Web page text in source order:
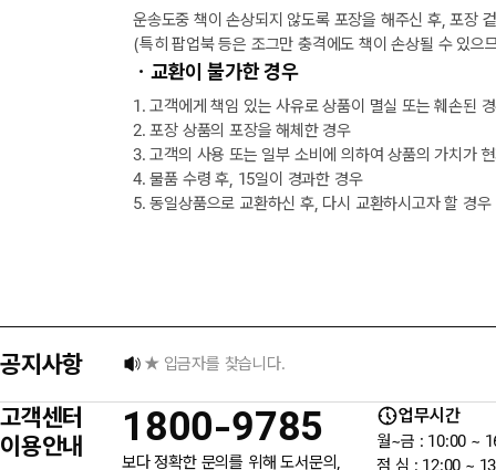
운송도중 책이 손상되지 않도록 포장을 해주신 후, 포장
(특히 팝업북 등은 조그만 충격에도 책이 손상될 수 있으
ㆍ교환이 불가한 경우
1. 고객에게 책임 있는 사유로 상품이 멸실 또는 훼손된
2. 포장 상품의 포장을 해체한 경우
3. 고객의 사용 또는 일부 소비에 의하여 상품의 가치가
4. 물품 수령 후, 15일이 경과한 경우
5. 동일상품으로 교환하신 후, 다시 교환하시고자 할 경
공지사항
택배 없는 날 배송 업무 안내
★입금자를 찾습니다.
고객센터
이용안내
1800-9785
보다 정확한 문의를 위해 도서문의,
업무시간
월~금 : 10:00 ~
점 심 : 12:00 ~